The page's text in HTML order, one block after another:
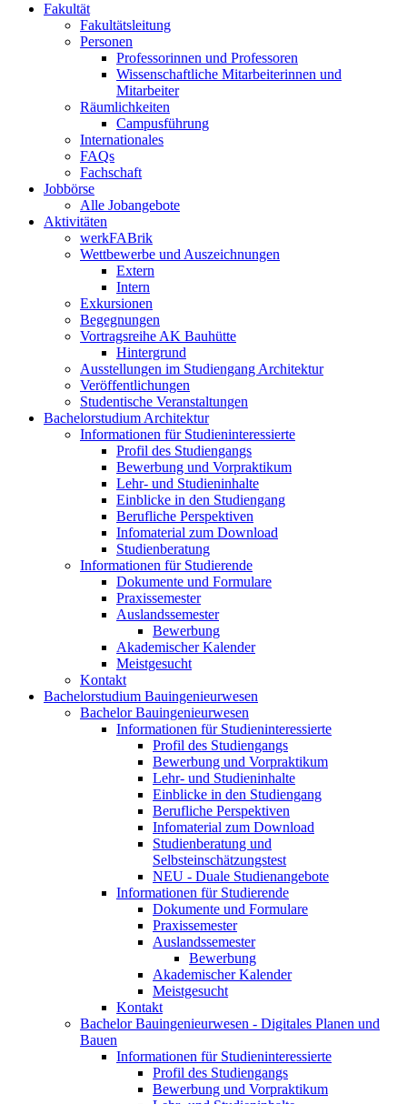
Fakultät
Fakultätsleitung
Personen
Professorinnen und Professoren
Wissenschaftliche Mitarbeiterinnen und
Mitarbeiter
Räumlichkeiten
Campusführung
Internationales
FAQs
Fachschaft
Jobbörse
Alle Jobangebote
Aktivitäten
werkFABrik
Wettbewerbe und Auszeichnungen
Extern
Intern
Exkursionen
Begegnungen
Vortragsreihe AK Bauhütte
Hintergrund
Ausstellungen im Studiengang Architektur
Veröffentlichungen
Studentische Veranstaltungen
Bachelorstudium Architektur
Informationen für Studieninteressierte
Profil des Studiengangs
Bewerbung und Vorpraktikum
Lehr- und Studieninhalte
Einblicke in den Studiengang
Berufliche Perspektiven
Infomaterial zum Download
Studienberatung
Informationen für Studierende
Dokumente und Formulare
Praxissemester
Auslandssemester
Bewerbung
Akademischer Kalender
Meistgesucht
Kontakt
Bachelorstudium Bauingenieurwesen
Bachelor Bauingenieurwesen
Informationen für Studieninteressierte
Profil des Studiengangs
Bewerbung und Vorpraktikum
Lehr- und Studieninhalte
Einblicke in den Studiengang
Berufliche Perspektiven
Infomaterial zum Download
Studienberatung und
Selbsteinschätzungstest
NEU - Duale Studienangebote
Informationen für Studierende
Dokumente und Formulare
Praxissemester
Auslandssemester
Bewerbung
Akademischer Kalender
Meistgesucht
Kontakt
Bachelor Bauingenieurwesen - Digitales Planen und
Bauen
Informationen für Studieninteressierte
Profil des Studiengangs
Bewerbung und Vorpraktikum